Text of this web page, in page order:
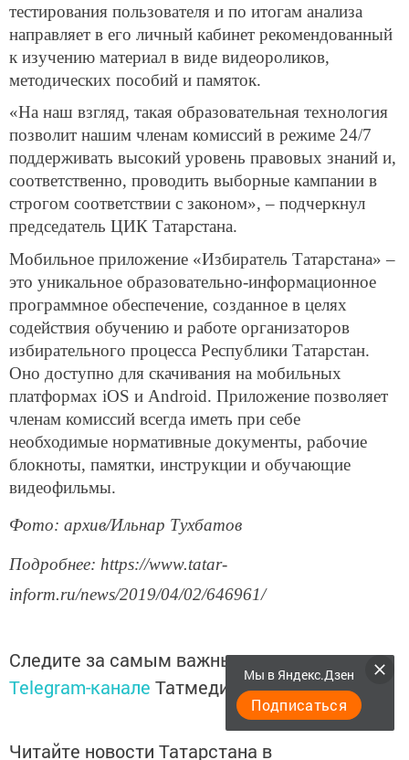
тестирования пользователя и по итогам анализа
направляет в его личный кабинет рекомендованный
к изучению материал в виде видеороликов,
методических пособий и памяток.
«На наш взгляд, такая образовательная технология
позволит нашим членам комиссий в режиме 24/7
поддерживать высокий уровень правовых знаний и,
соответственно, проводить выборные кампании в
строгом соответствии с законом», – подчеркнул
председатель ЦИК Татарстана.
Мобильное приложение «Избиратель Татарстана» –
это уникальное образовательно-информационное
программное обеспечение, созданное в целях
содействия обучению и работе организаторов
избирательного процесса Республики Татарстан.
Оно доступно для скачивания на мобильных
платформах iOS и Android. Приложение позволяет
членам комиссий всегда иметь при себе
необходимые нормативные документы, рабочие
блокноты, памятки, инструкции и обучающие
видеофильмы.
Фото: архив/Ильнар Тухбатов
Подробнее: https://www.tatar-
inform.ru/news/2019/04/02/646961/
Следите за самым важным и интересным в
Telegram-канале Татмедиа
Читайте новости Татарстана в
Мы в Яндекс.Дзен
Подписаться